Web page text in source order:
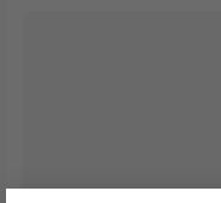
Bảo hành
12 tháng